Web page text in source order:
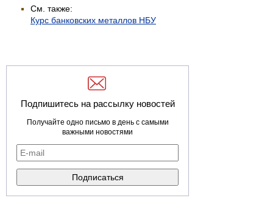
См. также:
Курс банковских металлов НБУ
Подпишитесь на рассылку новостей
Получайте одно письмо в день с самыми
важными новостями